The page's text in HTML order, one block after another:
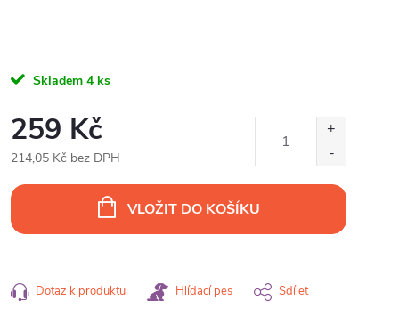
Skladem 4 ks
259 Kč
214,05 Kč bez DPH
cena:
VLOŽIT DO KOŠÍKU
Dotaz k produktu Hlídací pes Sdílet